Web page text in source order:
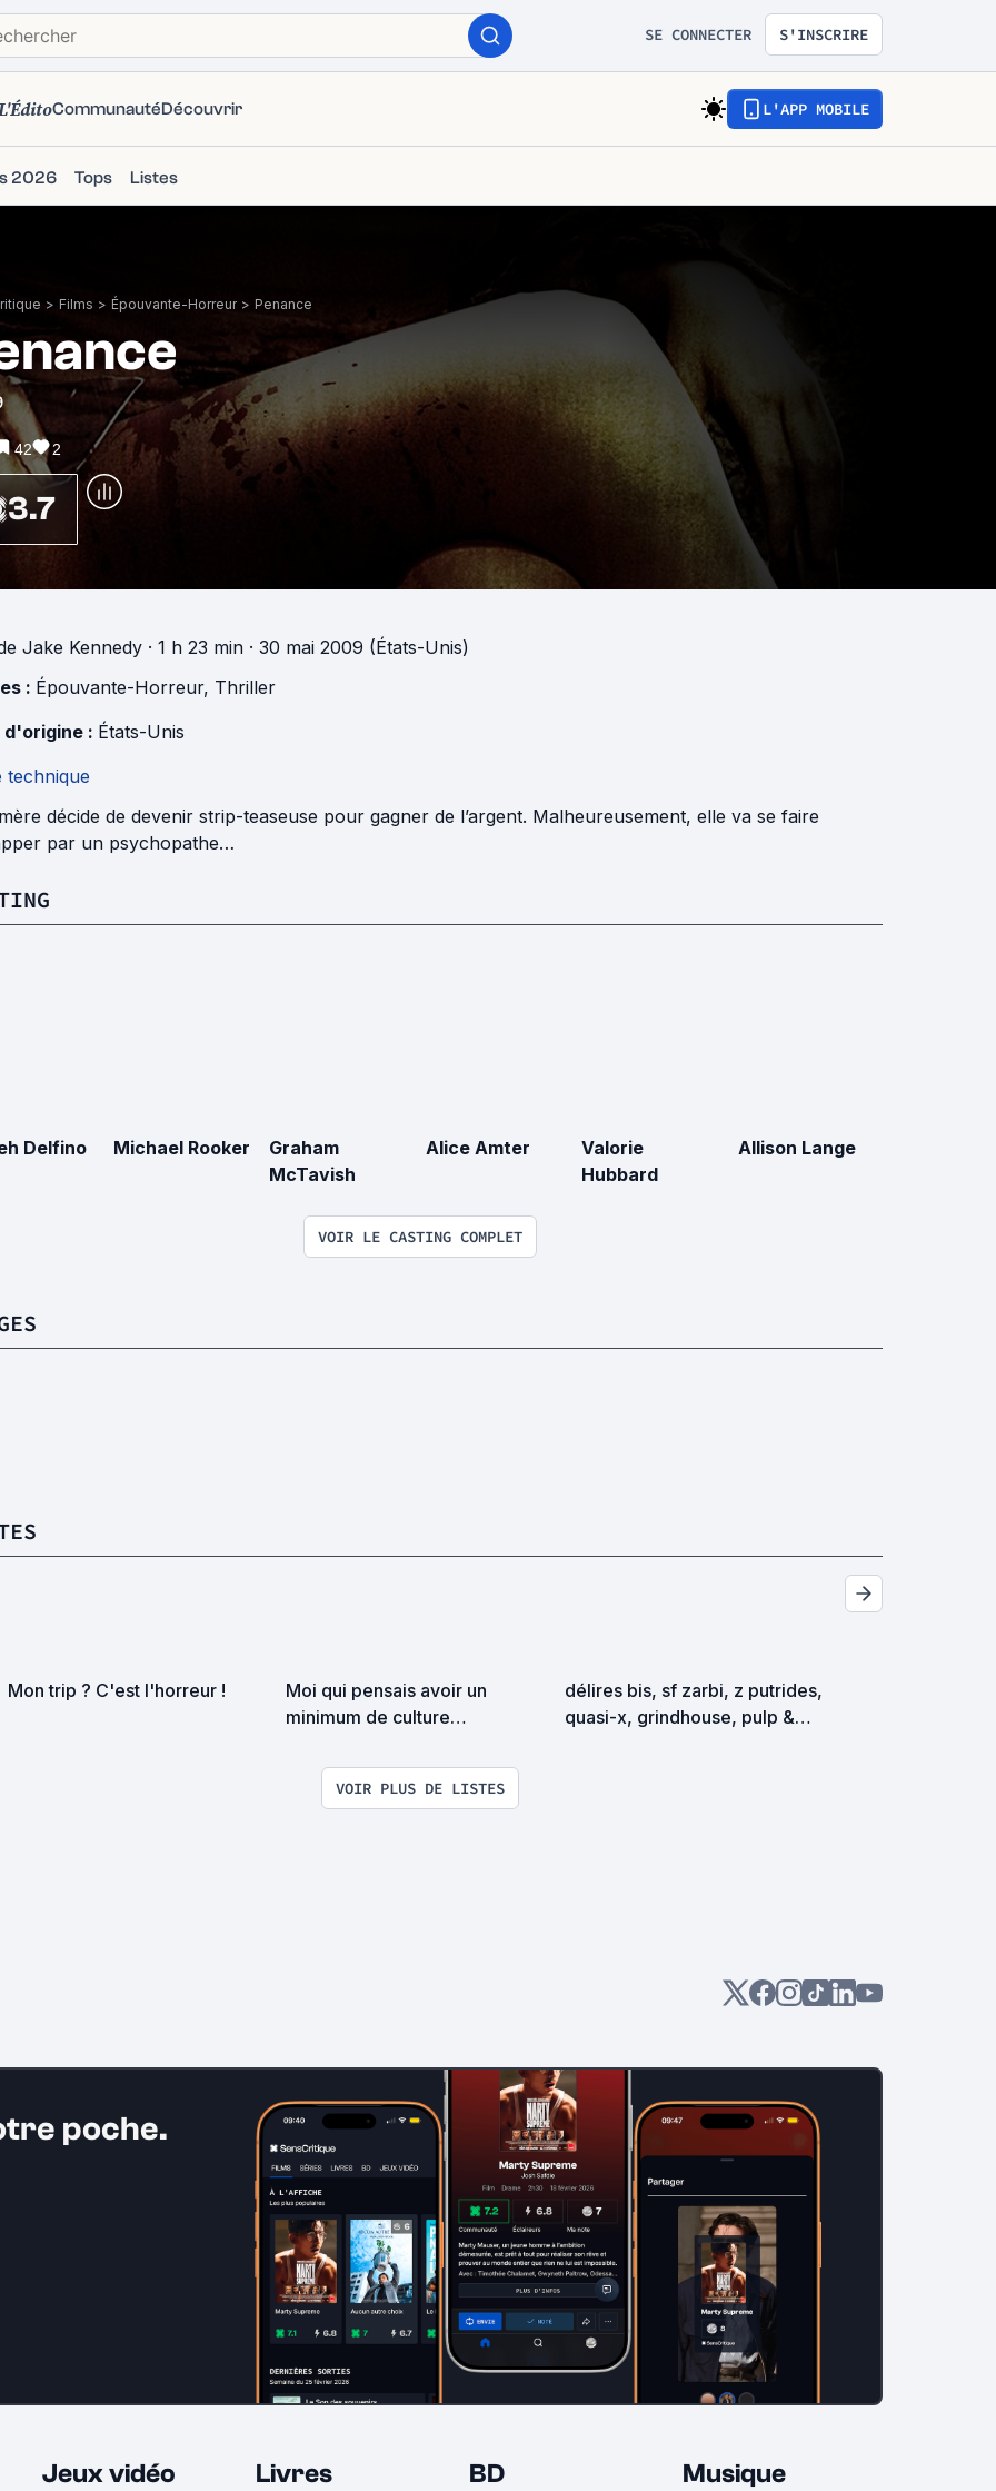
SE CONNECTER S'INSCRIRE
CommunautéDécouvrir L'APP MOBILE
2026 Tops Listes
> Films > Épouvante-Horreur > Penance
42 2
3.7
Jake Kennedy · 1 h 23 min · 30 mai 2009 (États-Unis)
: Épouvante-Horreur, Thriller
d'origine : États-Unis
technique
décide de devenir strip-teaseuse pour gagner de l’argent. Malheureusement, elle va se faire
par un psychopathe…
Delfino Michael Rooker
Graham
McTavish
Alice Amter
Valorie
Hubbard
Allison Lange
VOIR LE CASTING COMPLET
Mon trip ? C'est l'horreur !
Moi qui pensais avoir un
minimum de culture
délires bis, sf zarbi, z putrides,
quasi-x, grindhouse, pulp &
VOIR PLUS DE LISTES
poche.
Jeux vidéo Livres BD Musique